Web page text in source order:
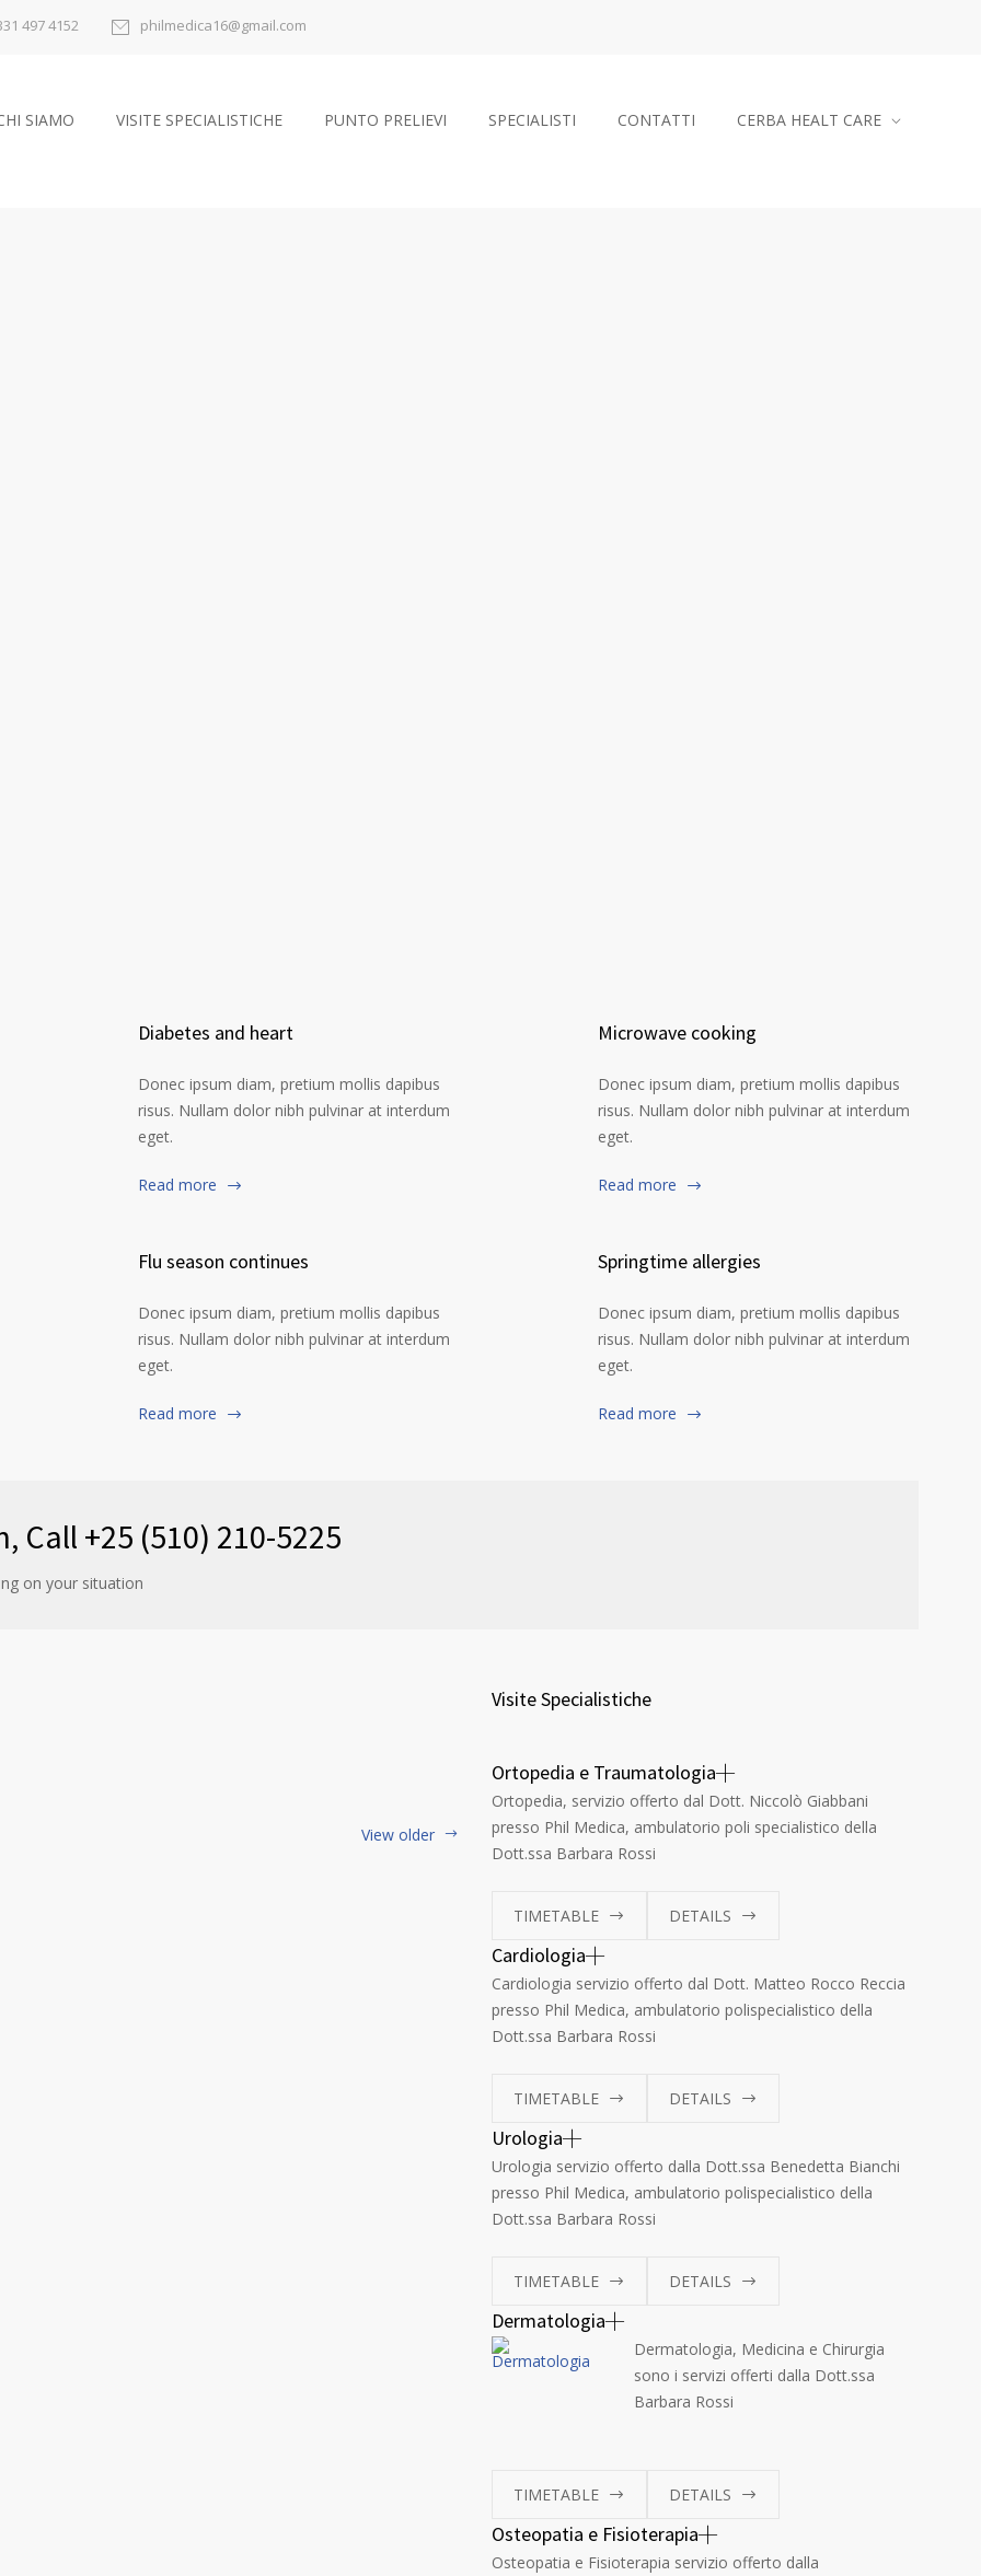
497 4152 philmedica16@gmail.com
SIAMO VISITE SPECIALISTICHE PUNTO PRELIEVI SPECIALISTI CONTATTI CERBA HEALT CARE
Diabetes and heart
Donec ipsum diam, pretium mollis dapibus
risus. Nullam dolor nibh pulvinar at interdum
eget.
Read more
Flu season continues
Donec ipsum diam, pretium mollis dapibus
risus. Nullam dolor nibh pulvinar at interdum
eget.
Read more
Microwave cooking
Donec ipsum diam, pretium mollis dapibus
risus. Nullam dolor nibh pulvinar at interdum
eget.
Read more
Springtime allergies
Donec ipsum diam, pretium mollis dapibus
risus. Nullam dolor nibh pulvinar at interdum
eget.
Read more
Call +25 (510) 210-5225
on your situation
View older
Visite Specialistiche
Ortopedia e Traumatologia
Ortopedia, servizio offerto dal Dott. Niccolò Giabbani
presso Phil Medica, ambulatorio poli specialistico della
Dott.ssa Barbara Rossi
TIMETABLE DETAILS
Cardiologia
Cardiologia servizio offerto dal Dott. Matteo Rocco Reccia
presso Phil Medica, ambulatorio polispecialistico della
Dott.ssa Barbara Rossi
TIMETABLE DETAILS
Urologia
Urologia servizio offerto dalla Dott.ssa Benedetta Bianchi
presso Phil Medica, ambulatorio polispecialistico della
Dott.ssa Barbara Rossi
TIMETABLE DETAILS
Dermatologia
Dermatologia, Medicina e Chirurgia
sono i servizi offerti dalla Dott.ssa
Barbara Rossi
TIMETABLE DETAILS
Osteopatia e Fisioterapia
Osteopatia e Fisioterapia servizio offerto dalla